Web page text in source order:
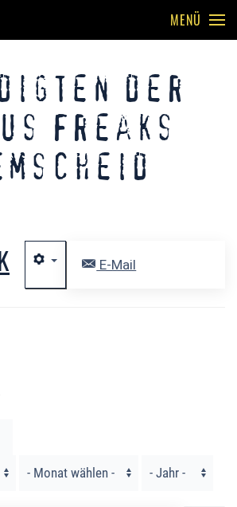
MENÜ
der
Freaks
E-Mail